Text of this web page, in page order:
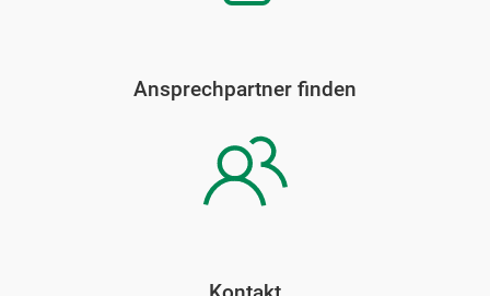
Ansprechpartner finden